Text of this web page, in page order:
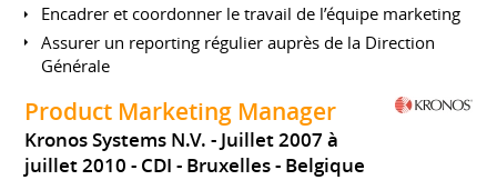
Encadrer et coordonner le travail de l’équipe marketing
Assurer un reporting régulier auprès de la Direction
Générale
Product Marketing Manager
Kronos Systems N.V.
Juillet 2007 à
juillet 2010 CDI Bruxelles Belgique